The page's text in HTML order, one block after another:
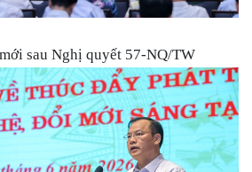
sau Nghị quyết 57-NQ/TW